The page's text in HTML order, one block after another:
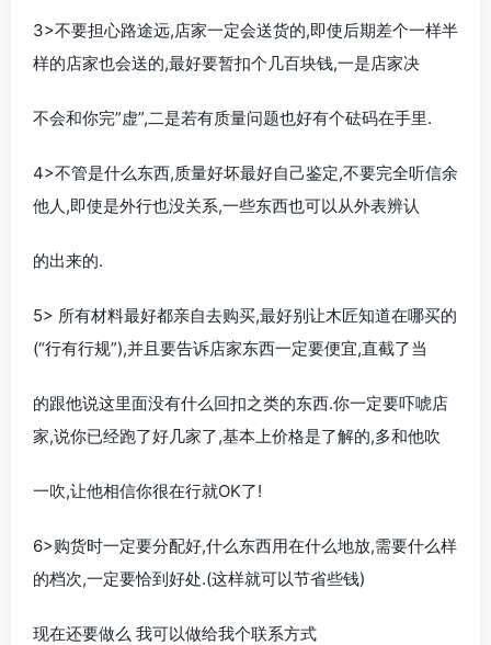
3>不要担心路途远,店家一定会送货的,即使后期差个一样半
样的店家也会送的,最好要暂扣个几百块钱,一是店家决
不会和你完”虚”,二是若有质量问题也好有个砝码在手里.
4>不管是什么东西,质量好坏最好自己鉴定,不要完全听信余
他人,即使是外行也没关系,一些东西也可以从外表辨认
的出来的.
5> 所有材料最好都亲自去购买,最好别让木匠知道在哪买的
(“行有行规”),并且要告诉店家东西一定要便宜,直截了当
的跟他说这里面没有什么回扣之类的东西.你一定要吓唬店
家,说你已经跑了好几家了,基本上价格是了解的,多和他吹
一吹,让他相信你很在行就OK了!
6>购货时一定要分配好,什么东西用在什么地放,需要什么样
的档次,一定要恰到好处.(这样就可以节省些钱)
现在还要做么 我可以做给我个联系方式